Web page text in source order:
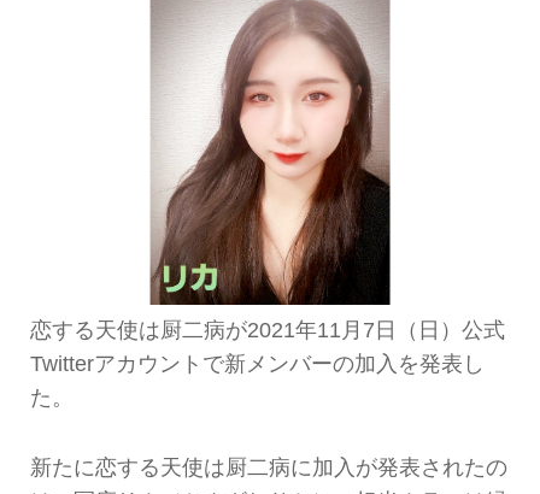
恋する天使は厨二病が2021年11月7日（日）公式
Twitterアカウントで新メンバーの加入を発表し
た。
新たに恋する天使は厨二病に加入が発表されたの